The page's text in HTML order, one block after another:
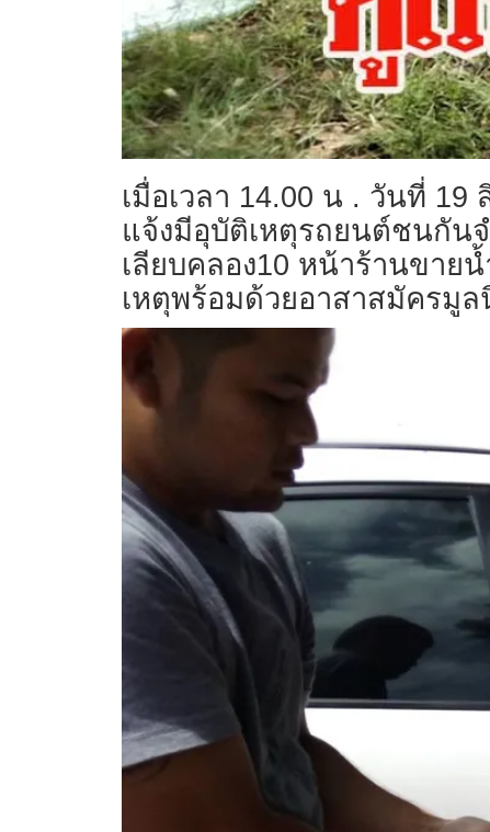
เมื่อเวลา 14.00 น . วันที่
แจ้งมีอุบัติเหตุรถยนต์ชนกัน
เลียบคลอง10 หน้าร้านขาย
เหตุพร้อมด้วยอาสาสมัคร